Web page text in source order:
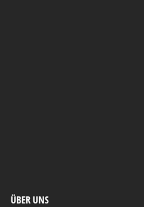
ÜBER UNS